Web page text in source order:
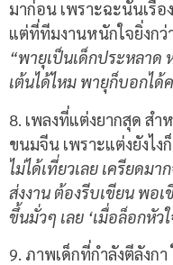
มาก่อน เพราะฉะนั้นเรื่อ
แต่ที่ทีมงานหนักใจยิ่งกว่
“พายุเป็นเด็กประหลาด
เต้นได้ไหม พายุก็บอกไ
8. เพลงที่แต่งยากสุด ส
ขนมจีน เพราะแต่งยังไง
ไม่ได้เที่ยวเลย เครียดม
ส่งงาน ต้องรีบเขียน พอ
ขึ้นมั่วๆ เลย ‘เมื่อล็อกหั
9. ภาพเด็กที่กำลังตีลังก